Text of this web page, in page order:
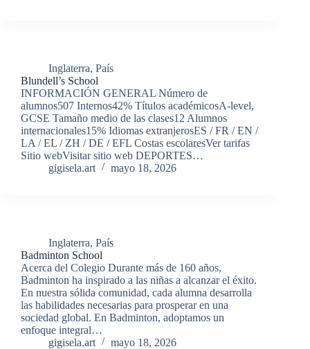
Inglaterra, País
Blundell’s School
INFORMACIÓN GENERAL Número de
alumnos507 Internos42% Títulos académicosA-level,
GCSE Tamaño medio de las clases12 Alumnos
internacionales15% Idiomas extranjerosES / FR / EN /
LA / EL / ZH / DE / EFL Costas escolaresVer tarifas
Sitio webVisitar sitio web DEPORTES…
gigisela.art
mayo 18, 2026
Inglaterra, País
Badminton School
Acerca del Colegio Durante más de 160 años,
Badminton ha inspirado a las niñas a alcanzar el éxito.
En nuestra sólida comunidad, cada alumna desarrolla
las habilidades necesarias para prosperar en una
sociedad global. En Badminton, adoptamos un
enfoque integral…
gigisela.art
mayo 18, 2026